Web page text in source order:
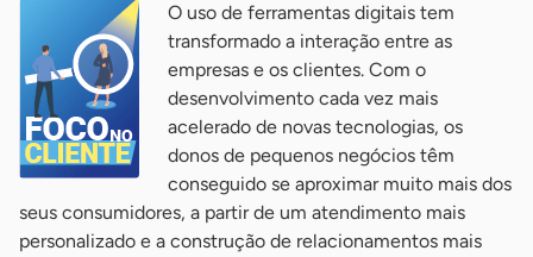
O uso de ferramentas digitais tem
transformado a interação entre as
empresas e os clientes. Com o
desenvolvimento cada vez mais
acelerado de novas tecnologias, os
donos de pequenos negócios têm
conseguido se aproximar muito mais dos
seus consumidores, a partir de um atendimento mais
personalizado e a construção de relacionamentos mais